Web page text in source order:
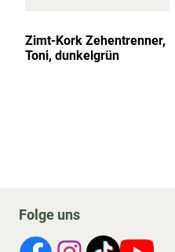
Zimt-Kork Zehentrenner,
Toni, dunkelgrün
Folge uns